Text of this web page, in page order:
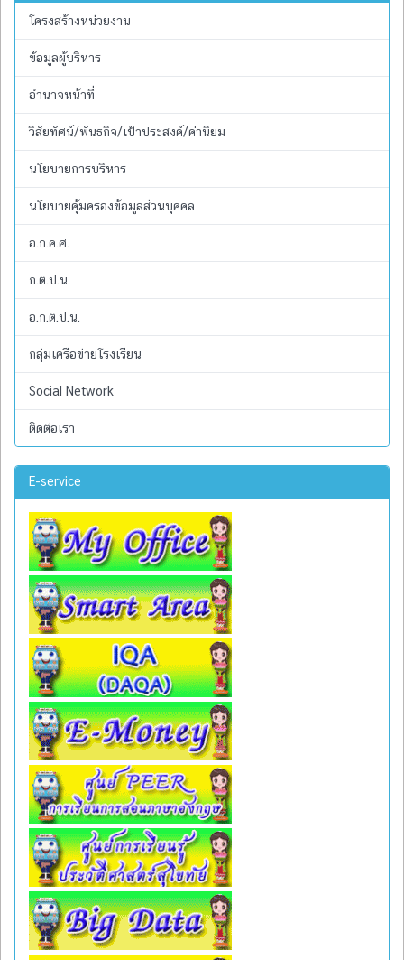
โครงสร้างหน่วยงาน
ข้อมูลผู้บริหาร
อำนาจหน้าที่
วิสัยทัศน์/พันธกิจ/เป้าประสงค์/ค่านิยม
นโยบายการบริหาร
นโยบายคุ้มครองข้อมูลส่วนบุคคล
อ.ก.ค.ศ.
ก.ต.ป.น.
อ.ก.ต.ป.น.
กลุ่มเครือข่ายโรงเรียน
Social Network
ติดต่อเรา
E-service